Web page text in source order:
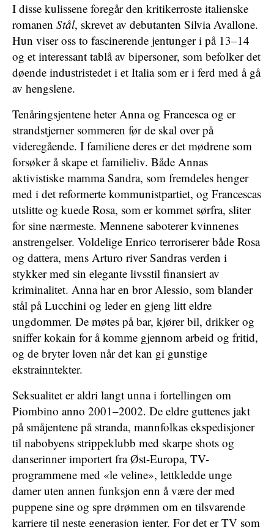
I disse kulissene foregår den kritikerroste italienske
romanen Stål, skrevet av debutanten Silvia Avallone.
Hun viser oss to fascinerende jentunger i på 13–14
og et interessant tablå av bipersoner, som befolker det
døende industristedet i et Italia som er i ferd med å gå
av hengslene.
Tenåringsjentene heter Anna og Francesca og er
strandstjerner sommeren før de skal over på
videregående. I familiene deres er det mødrene som
forsøker å skape et familieliv. Både Annas
aktivistiske mamma Sandra, som fremdeles henger
med i det reformerte kommunistpartiet, og Francescas
utslitte og kuede Rosa, som er kommet sørfra, sliter
for sine nærmeste. Mennene saboterer kvinnenes
anstrengelser. Voldelige Enrico terroriserer både Rosa
og dattera, mens Arturo river Sandras verden i
stykker med sin elegante livsstil finansiert av
kriminalitet. Anna har en bror Alessio, som blander
stål på Lucchini og leder en gjeng litt eldre
ungdommer. De møtes på bar, kjører bil, drikker og
sniffer kokain for å komme gjennom arbeid og fritid,
og de bryter loven når det kan gi gunstige
ekstrainntekter.
Seksualitet er aldri langt unna i fortellingen om
Piombino anno 2001–2002. De eldre guttenes jakt
på småjentene på stranda, mannfolkas ekspedisjoner
til nabobyens strippeklubb med skarpe shots og
danserinner importert fra Øst-Europa, TV-
programmene med «le veline», lettkledde unge
damer uten annen funksjon enn å være der med
puppene sine og spre drømmen om en tilsvarende
karriere til neste generasjon jenter. For det er TV som